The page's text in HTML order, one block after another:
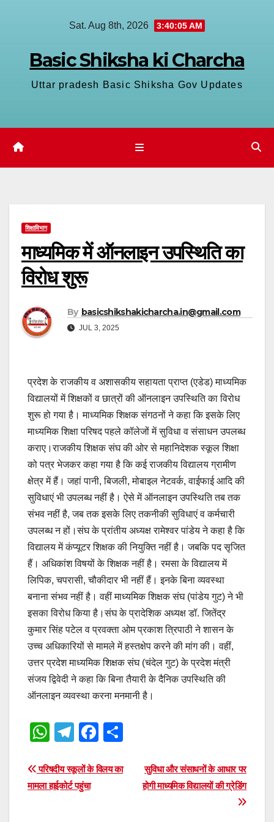
Sat. Aug 8th, 2026 3:40:06 AM
Basic Shiksha ki Charcha
Uttar pradesh Basic Shiksha Gov Updates
शिक्षाविभाग
माध्यमिक में ऑनलाइन उपस्थिति का
विरोध शुरू
By basicshikshakicharcha.in@gmail.com
JUL 3, 2025
प्रदेश के राजकीय व अशासकीय सहायता प्राप्त (एडेड) माध्यमिक
विद्यालयों में शिक्षकों व छात्रों की ऑनलाइन उपस्थिति का विरोध
शुरू हो गया है। माध्यमिक शिक्षक संगठनों ने कहा कि इसके लिए
माध्यमिक शिक्षा परिषद पहले कॉलेजों में सुविधा व संसाधन उपलब्ध
कराए।राजकीय शिक्षक संघ की ओर से महानिदेशक स्कूल शिक्षा
को पत्र भेजकर कहा गया है कि कई राजकीय विद्यालय ग्रामीण
क्षेत्र में हैं। जहां पानी, बिजली, मोबाइल नेटवर्क, वाईफाई आदि की
सुविधाएं भी उपलब्ध नहीं है। ऐसे में ऑनलाइन उपस्थिति तब तक
संभव नहीं है, जब तक इसके लिए तकनीकी सुविधाएं व कर्मचारी
उपलब्ध न हों।संघ के प्रांतीय अध्यक्ष रामेश्वर पांडेय ने कहा है कि
विद्यालय में कंप्यूटर शिक्षक की नियुक्ति नहीं है। जबकि पद सृजित
हैं। अधिकांश विषयों के शिक्षक नहीं है। रमसा के विद्यालय में
लिपिक, चपरासी, चौकीदार भी नहीं हैं। इनके बिना व्यवस्था
बनाना संभव नहीं है। वहीं माध्यमिक शिक्षक संघ (पांडेय गुट) ने भी
इसका विरोध किया है।संघ के प्रादेशिक अध्यक्ष डॉ. जितेंद्र
कुमार सिंह पटेल व प्रवक्ता ओम प्रकाश त्रिपाठी ने शासन के
उच्च अधिकारियों से मामले में हस्तक्षेप करने की मांग की। वहीं,
उत्तर प्रदेश माध्यमिक शिक्षक संघ (चंदेल गुट) के प्रदेश मंत्री
संजय द्विवेदी ने कहा कि बिना तैयारी के दैनिक उपस्थिति की
ऑनलाइन व्यवस्था करना मनमानी है।
W
at
s
T
e
gr
F
c
ar
Post
navigation
सुविधा और संसाधनों के आधार पर
होगी माध्यमिक विद्यालयों की ग्रेडिंग
परिषदीय स्कूलों के विलय का
मामला हाईकोर्ट पहुंचा